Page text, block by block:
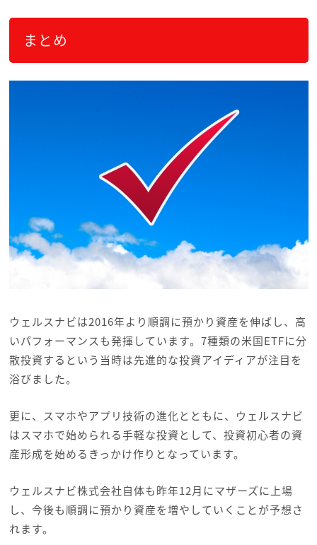
まとめ
ウェルスナビは2016年より順調に預かり資産を伸ばし、高
いパフォーマンスも発揮しています。7種類の米国ETFに分
散投資するという当時は先進的な投資アイディアが注目を
浴びました。
更に、スマホやアプリ技術の進化とともに、ウェルスナビ
はスマホで始められる手軽な投資として、投資初心者の資
産形成を始めるきっかけ作りとなっています。
ウェルスナビ株式会社自体も昨年12月にマザーズに上場
し、今後も順調に預かり資産を増やしていくことが予想さ
れます。